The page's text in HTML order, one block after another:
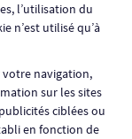
l’utilisation du
n’est utilisé qu’à
votre navigation,
sur les sites
ciblées ou
en fonction de